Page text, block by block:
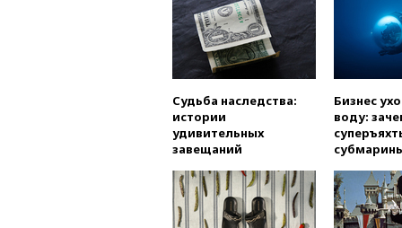
Судьба наследства:
истории
удивительных
завещаний
Бизнес
воду: